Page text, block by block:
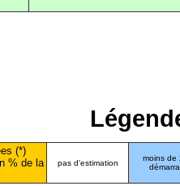
(*)
% de la
pas d'estimation
moins de